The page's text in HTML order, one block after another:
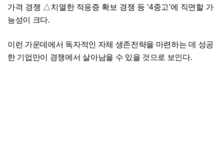
가격 경쟁 △치열한 적응증 확보 경쟁 등 ‘4중고’에 직면할 가
능성이 크다.
이런 가운데에서 독자적인 자체 생존전략을 마련하는 데 성공
한 기업만이 경쟁에서 살아남을 수 있을 것으로 보인다.